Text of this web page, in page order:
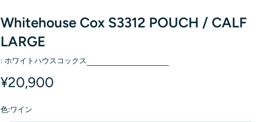
Whitehouse Cox S3312 POUCH / CALF
LARGE
: ホワイトハウスコックス
¥20,900
色:ワイン